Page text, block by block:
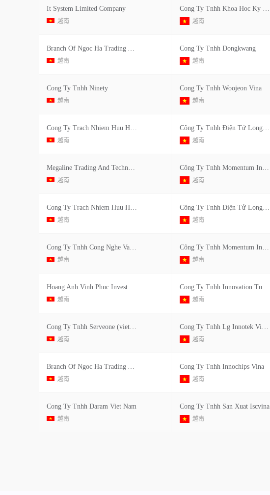
It System Limited Company
越南
Cong Ty Tnhh Khoa Hoc Ky Thuat Honor Viet Nam
越南
Branch Of Ngoc Ha Trading And Service Joint Stock Company In Vinh Phuc
越南
Cong Ty Tnhh Dongkwang
越南
Cong Ty Tnhh Ninety
越南
Cong Ty Tnhh Woojeon Vina
越南
Cong Ty Trach Nhiem Huu Han Propack Vina
越南
Công Ty Tnhh Điện Tử Longcheer Meiko Việt Nam
越南
Megaline Trading And Technology Company Limited
越南
Công Ty Tnhh Momentum Industrial (vietnam)
越南
Cong Ty Trach Nhiem Huu Han Propack Vina
越南
Công Ty Tnhh Điện Tử Longcheer Meiko Việt Nam
越南
Cong Ty Tnhh Cong Nghe Va Thuong Mai Megaline
越南
Công Ty Tnhh Momentum Industrial (vietnam)
越南
Hoang Anh Vinh Phuc Investment Trade And Services Company Limited
越南
Cong Ty Tnhh Innovation Tuong Lai Viet Nam
越南
Cong Ty Tnhh Serveone (viet Nam)
越南
Cong Ty Tnhh Lg Innotek Viet Nam Hai Phong
越南
Branch Of Ngoc Ha Trading And Service Joint Stock Company In Vinh Phuc
越南
Cong Ty Tnhh Innochips Vina
越南
Cong Ty Tnhh Daram Viet Nam
越南
Cong Ty Tnhh San Xuat Iscvina
越南